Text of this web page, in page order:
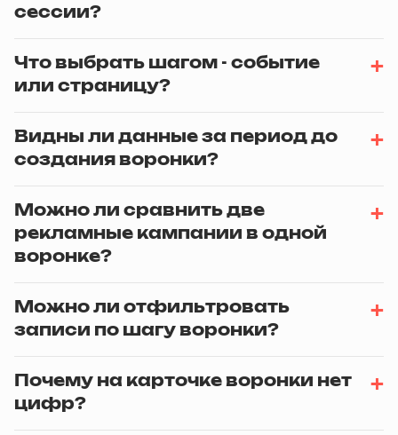
сессии?
Что выбрать шагом - событие
или страницу?
Видны ли данные за период до
создания воронки?
Можно ли сравнить две
рекламные кампании в одной
воронке?
Можно ли отфильтровать
записи по шагу воронки?
Почему на карточке воронки нет
цифр?